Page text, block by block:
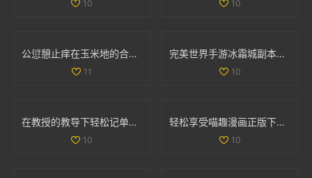
10 10
公愆憩止痒在玉米地的合法性解析与相关问题探讨
11
完美世界手游冰霜城副本高效通关技巧全面解析攻略
10
在教授的教导下轻松记单词的趣味电影推荐
10
轻松享受喵趣漫画正版下载，探索猫咪世界的乐趣
10